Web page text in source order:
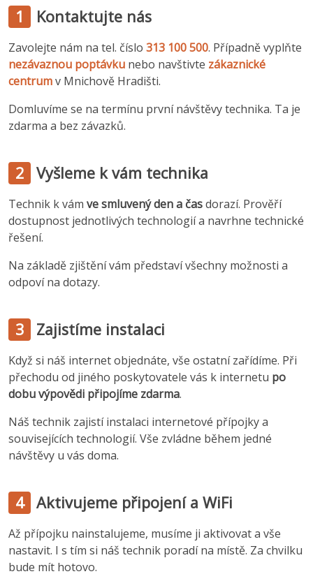
1 Kontaktujte nás
Zavolejte nám na tel. číslo 313 100 500. Případně vyplňte
nezávaznou poptávku nebo navštivte zákaznické
centrumv Mnichově Hradišti.
Domluvíme se na termínu první návštěvy technika. Ta je
zdarma a bez závazků.
2 Vyšleme k vám technika
Technik k vám ve smluvený den a časdorazí. Prověří
dostupnost jednotlivých technologií a navrhne technické
řešení.
Na základě zjištění vám představí všechny možnosti a
odpoví na dotazy.
3 Zajistíme instalaci
Když si náš internet objednáte, vše ostatní zařídíme. Při
přechodu od jiného poskytovatele vás k internetu po
dobu výpovědi připojíme zdarma.
Náš technik zajistí instalaci internetové přípojky a
souvisejících technologií. Vše zvládne během jedné
návštěvy u vás doma.
4 Aktivujeme připojení a WiFi
Až přípojku nainstalujeme, musíme ji aktivovat a vše
nastavit. I s tím si náš technik poradí na místě. Za chvilku
bude mít hotovo.